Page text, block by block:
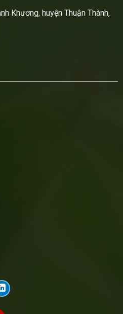
Khương, huyện Thuận Thành,